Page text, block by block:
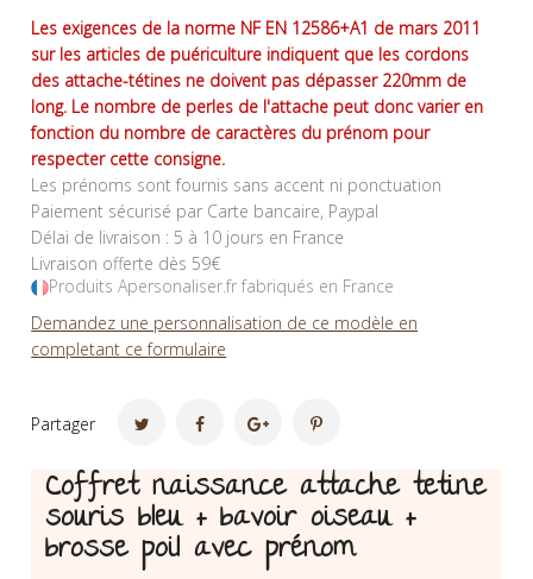
Les exigences de la norme NF EN 12586+A1 de mars 2011
sur les articles de puériculture indiquent que les cordons
des attache-tétines ne doivent pas dépasser 220mm de
long. Le nombre de perles de l'attache peut donc varier en
fonction du nombre de caractères du prénom pour
respecter cette consigne.
Les prénoms sont fournis sans accent ni ponctuation
Paiement sécurisé par Carte bancaire, Paypal
Délai de livraison : 5 à 10 jours en France
Livraison offerte dès 59€
Produits Apersonaliser.fr fabriqués en France
Demandez une personnalisation de ce modèle en
completant ce formulaire
Partager
Coffret naissance attache tetine
souris bleu + bavoir oiseau +
brosse poil avec prénom